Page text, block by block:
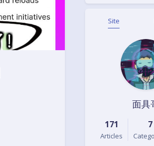
Sans
Site
面具
171
Articles
7